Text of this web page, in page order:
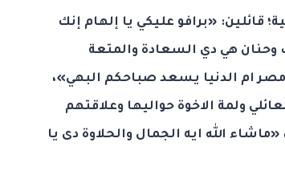
قائلين: «برافو عليكي يا إلهام إنك
وحنان هي دي السعادة والمتعة
ام الدنيا يسعد صباحكم البهي»،
ولمة الاخوة حواليها وعلاقتهم
الله ايه الجمال والحلاوة دى يا